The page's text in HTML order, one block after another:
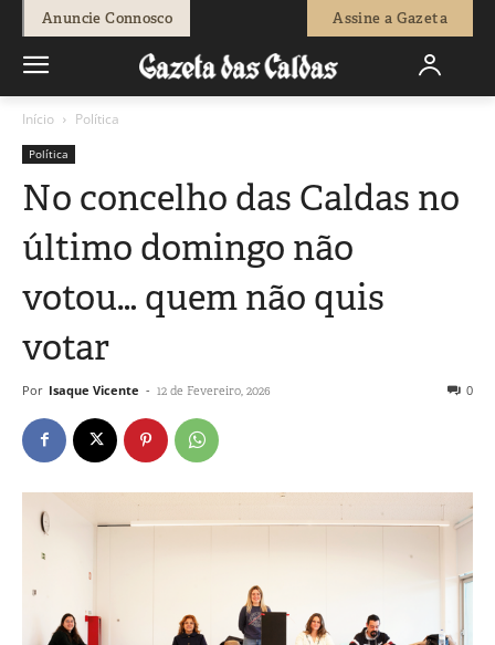
Anuncie Connosco Assine a Gazeta
Início Política
Política
No concelho das Caldas no
último domingo não
votou… quem não quis
votar
Por Isaque Vicente - 12 de Fevereiro, 2026 0